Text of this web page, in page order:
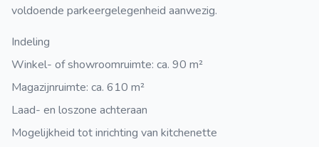
voldoende parkeergelegenheid aanwezig.
Indeling
Winkel- of showroomruimte: ca. 90 m²
Magazijnruimte: ca. 610 m²
Laad- en loszone achteraan
Mogelijkheid tot inrichting van kitchenette